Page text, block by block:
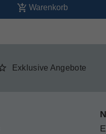
Warenkorb
Exklusive Angebote